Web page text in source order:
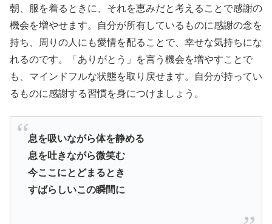
朝、服を着るときに、それを恵みだと考えることで感謝の
機会を増やせます。自分が所有しているものに感謝の念を
持ち、周りの人にも愛情を配ることで、幸せな気持ちにな
れるのです。「ありがとう」を言う機会を増やすことで
も、マインドフルな状態を取り戻せます。自分が持ってい
るものに感謝する習慣を身につけましょう。
息を吸いながら体を静める
息を吐きながら微笑む
今ここにとどまるとき
すばらしいこの瞬間に